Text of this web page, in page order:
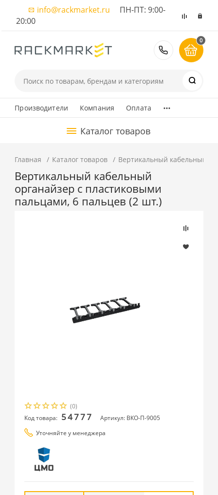
info@rackmarket.ru ПН-ПТ: 9:00-
20:00
8 (495)
0
Производители Компания Оплата ...
Каталог товаров
Главная Каталог товаров Вертикальный кабельный
Вертикальный кабельный
органайзер с пластиковыми
пальцами, 6 пальцев (2 шт.)
(0)
Код товара: 54777
Артикул: ВКО-П-9005
Уточняйте у менеджера